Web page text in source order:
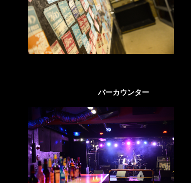
バーカウンター